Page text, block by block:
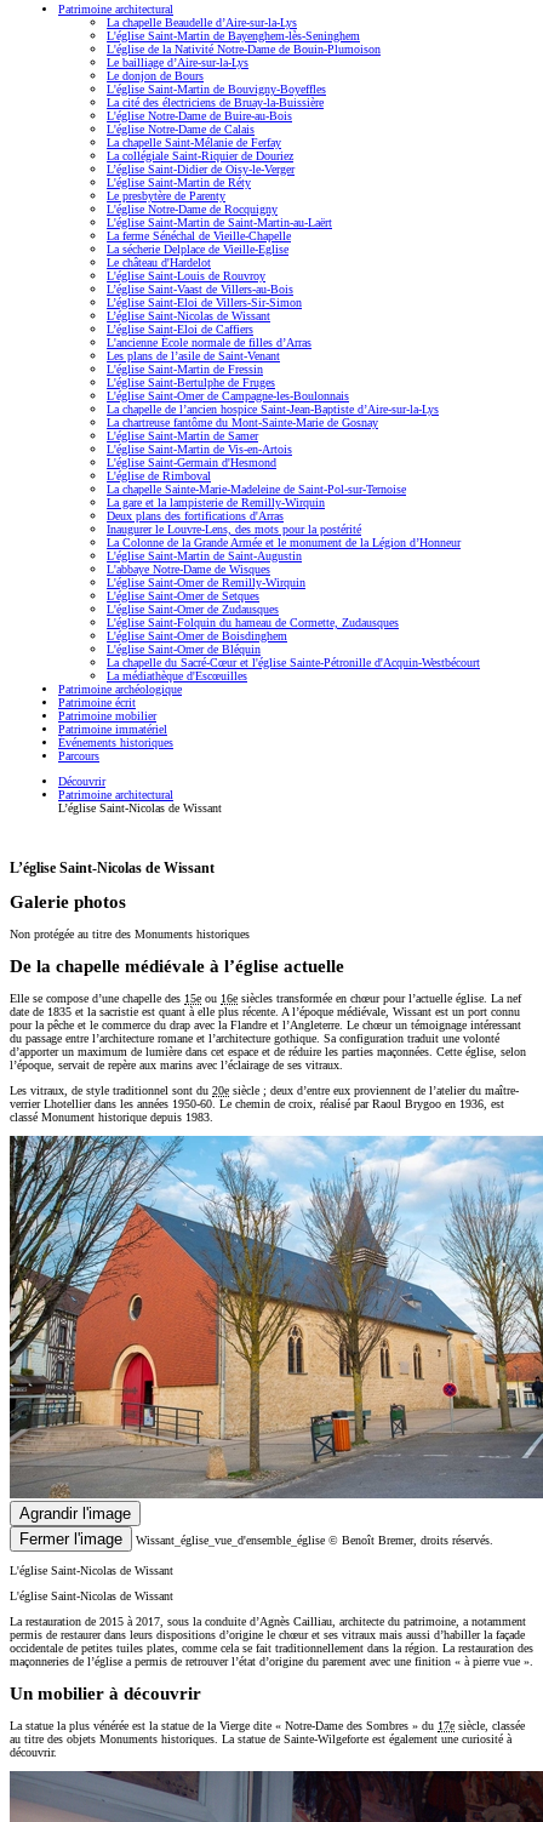
Patrimoine architectural
La chapelle Beaudelle d’Aire-sur-la-Lys
L'église Saint-Martin de Bayenghem-lès-Seninghem
L'église de la Nativité Notre-Dame de Bouin-Plumoison
Le bailliage d’Aire-sur-la-Lys
Le donjon de Bours
L'église Saint-Martin de Bouvigny-Boyeffles
La cité des électriciens de Bruay-la-Buissière
L'église Notre-Dame de Buire-au-Bois
L'église Notre-Dame de Calais
La chapelle Saint-Mélanie de Ferfay
La collégiale Saint-Riquier de Douriez
L’église Saint-Didier de Oisy-le-Verger
L'église Saint-Martin de Réty
Le presbytère de Parenty
L'église Notre-Dame de Rocquigny
L'église Saint-Martin de Saint-Martin-au-Laërt
La ferme Sénéchal de Vieille-Chapelle
La sécherie Delplace de Vieille-Eglise
Le château d'Hardelot
L'église Saint-Louis de Rouvroy
L’église Saint-Vaast de Villers-au-Bois
L’église Saint-Eloi de Villers-Sir-Simon
L’église Saint-Nicolas de Wissant
L’église Saint-Eloi de Caffiers
L'ancienne École normale de filles d’Arras
Les plans de l’asile de Saint-Venant
L'église Saint-Martin de Fressin
L'église Saint-Bertulphe de Fruges
L'église Saint-Omer de Campagne-les-Boulonnais
La chapelle de l’ancien hospice Saint-Jean-Baptiste d’Aire-sur-la-Lys
La chartreuse fantôme du Mont-Sainte-Marie de Gosnay
L'église Saint-Martin de Samer
L'église Saint-Martin de Vis-en-Artois
L'église Saint-Germain d'Hesmond
L'église de Rimboval
La chapelle Sainte-Marie-Madeleine de Saint-Pol-sur-Ternoise
La gare et la lampisterie de Remilly-Wirquin
Deux plans des fortifications d'Arras
Inaugurer le Louvre-Lens, des mots pour la postérité
La Colonne de la Grande Armée et le monument de la Légion d’Honneur
L'église Saint-Martin de Saint-Augustin
L'abbaye Notre-Dame de Wisques
L'église Saint-Omer de Remilly-Wirquin
L'église Saint-Omer de Setques
L'église Saint-Omer de Zudausques
L'église Saint-Folquin du hameau de Cormette, Zudausques
L'église Saint-Omer de Boisdinghem
L'église Saint-Omer de Bléquin
La chapelle du Sacré-Cœur et l'église Sainte-Pétronille d'Acquin-Westbécourt
La médiathèque d'Escœuilles
Patrimoine archéologique
Patrimoine écrit
Patrimoine mobilier
Patrimoine immatériel
Événements historiques
Parcours
Découvrir
Patrimoine architectural
L’église Saint-Nicolas de Wissant
L’église Saint-Nicolas de Wissant
Galerie photos
Non protégée au titre des Monuments historiques
De la chapelle médiévale à l’église actuelle
Elle se compose d’une chapelle des 15e ou 16e siècles transformée en chœur pour l’actuelle église. La nef
date de 1835 et la sacristie est quant à elle plus récente. A l’époque médiévale, Wissant est un port connu
pour la pêche et le commerce du drap avec la Flandre et l’Angleterre. Le chœur un témoignage intéressant
du passage entre l’architecture romane et l’architecture gothique. Sa configuration traduit une volonté
d’apporter un maximum de lumière dans cet espace et de réduire les parties maçonnées. Cette église, selon
l’époque, servait de repère aux marins avec l’éclairage de ses vitraux.
Les vitraux, de style traditionnel sont du 20e siècle ; deux d’entre eux proviennent de l’atelier du maître-
verrier Lhotellier dans les années 1950-60. Le chemin de croix, réalisé par Raoul Brygoo en 1936, est
classé Monument historique depuis 1983.
Agrandir l'image
Fermer l'image
Wissant_église_vue_d'ensemble_église © Benoît Bremer, droits réservés.
L'église Saint-Nicolas de Wissant
L'église Saint-Nicolas de Wissant
La restauration de 2015 à 2017, sous la conduite d’Agnès Cailliau, architecte du patrimoine, a notamment
permis de restaurer dans leurs dispositions d’origine le chœur et ses vitraux mais aussi d’habiller la façade
occidentale de petites tuiles plates, comme cela se fait traditionnellement dans la région. La restauration des
maçonneries de l’église a permis de retrouver l’état d’origine du parement avec une finition « à pierre vue ».
Un mobilier à découvrir
La statue la plus vénérée est la statue de la Vierge dite « Notre-Dame des Sombres » du 17e siècle, classée
au titre des objets Monuments historiques. La statue de Sainte-Wilgeforte est également une curiosité à
découvrir.